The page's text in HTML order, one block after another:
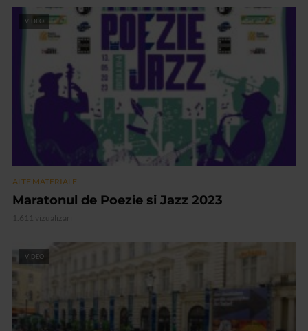
VIDEO
ALTE MATERIALE
Maratonul de Poezie si Jazz 2023
1.611 vizualizari
VIDEO